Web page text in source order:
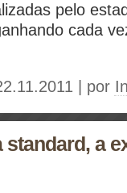
pelo
cada
| por
a